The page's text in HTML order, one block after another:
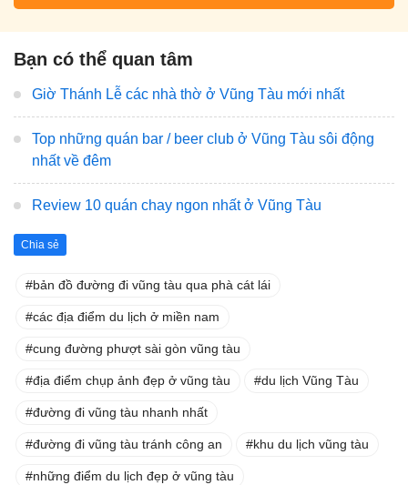
Bạn có thể quan tâm
Giờ Thánh Lễ các nhà thờ ở Vũng Tàu mới nhất
Top những quán bar / beer club ở Vũng Tàu sôi động
nhất về đêm
Review 10 quán chay ngon nhất ở Vũng Tàu
Chia sẻ
bản đồ đường đi vũng tàu qua phà cát lái
các địa điểm du lịch ở miền nam
cung đường phượt sài gòn vũng tàu
địa điểm chụp ảnh đẹp ở vũng tàu du lịch Vũng Tàu
đường đi vũng tàu nhanh nhất
đường đi vũng tàu tránh công an khu du lịch vũng tàu
những điểm du lịch đẹp ở vũng tàu